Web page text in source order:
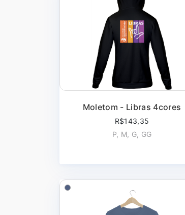
Moletom - Libras 4cores
R$143,35
P, M, G, GG